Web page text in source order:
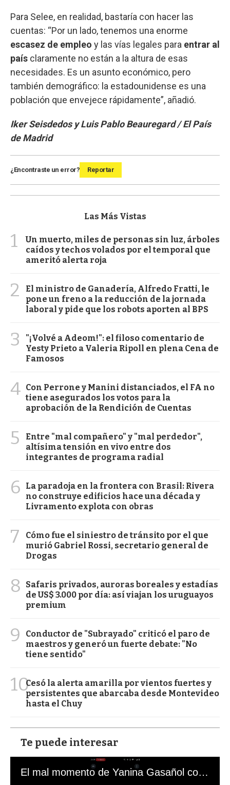
Para Selee, en realidad, bastaría con hacer las
cuentas: “Por un lado, tenemos una enorme
escasez de empleo y las vías legales para entrar al
país claramente no están a la altura de esas
necesidades. Es un asunto económico, pero
también demográfico: la estadounidense es una
población que envejece rápidamente”, añadió.
Iker Seisdedos y Luis Pablo Beauregard / El País
de Madrid
¿Encontraste un error? Reportar
Las Más Vistas
1
Un muerto, miles de personas sin luz, árboles
caídos y techos volados por el temporal que
ameritó alerta roja
2
El ministro de Ganadería, Alfredo Fratti, le
pone un freno a la reducción de la jornada
laboral y pide que los robots aporten al BPS
3
"¡Volvé a Adeom!": el filoso comentario de
Yesty Prieto a Valeria Ripoll en plena Cena de
Famosos
4 Con Perrone y Manini distanciados, el FA no
tiene asegurados los votos para la
aprobación de la Rendición de Cuentas
5
Entre "mal compañero" y "mal perdedor",
altísima tensión en vivo entre dos
integrantes de programa radial
6
La paradoja en la frontera con Brasil: Rivera
no construye edificios hace una década y
Livramento explota con obras
7
Cómo fue el siniestro de tránsito por el que
murió Gabriel Rossi, secretario general de
Drogas
8
Safaris privados, auroras boreales y estadías
de US$ 3.000 por día: así viajan los uruguayos
premium
9
Conductor de "Subrayado" criticó el paro de
maestros y generó un fuerte debate: "No
tiene sentido"
10Cesó la alerta amarilla por vientos fuertes y
persistentes que abarcaba desde Montevideo
hasta el Chuy
Te puede interesar
El mal momento de Yanina Gasañol con un hincha argentino en "Subrayado"